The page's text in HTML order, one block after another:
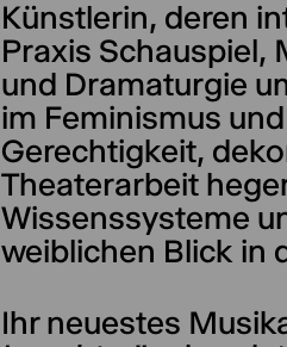
Künstlerin, deren
Praxis Schauspiel,
und Dramaturgie
im Feminismus
Gerechtigkeit,
Theaterarbeit
Wissenssysteme
weiblichen Blick in
Ihr neuestes